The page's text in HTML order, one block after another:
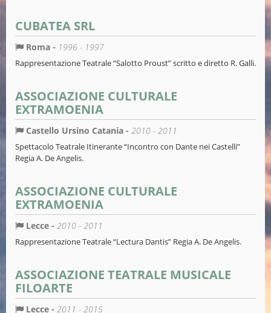
CUBATEA SRL
Roma - 1996 - 1997
Rappresentazione Teatrale “Salotto Proust” scritto e diretto R. Galli.
ASSOCIAZIONE CULTURALE
EXTRAMOENIA
Castello Ursino Catania - 2010 - 2011
Spettacolo Teatrale Itinerante “Incontro con Dante nei Castelli”
Regia A. De Angelis.
ASSOCIAZIONE CULTURALE
EXTRAMOENIA
Lecce - 2010 - 2011
Rappresentazione Teatrale “Lectura Dantis” Regia A. De Angelis.
ASSOCIAZIONE TEATRALE MUSICALE
FILOARTE
Lecce - 2011 - 2015